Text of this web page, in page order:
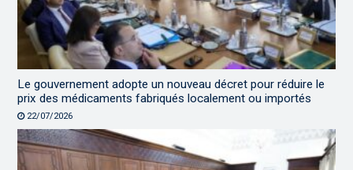
Le gouvernement adopte un nouveau décret pour réduire le
prix des médicaments fabriqués localement ou importés
22/07/2026